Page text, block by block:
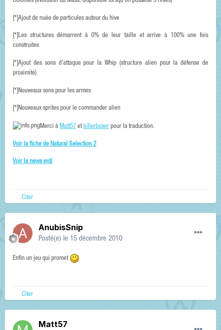
[*]Ajout de nuée de particules autour du hive
[*]Les structures démarrent à 0% de leur taille et arrive à 100% une fois
construites
[*]Ajout des sons d'attaque pour la Whip (structure alien pour la défense de
proximité)
[*]Nouveaux sons pour les armes
[*]Nouveaux sprites pour le commander alien
Merci à Matt57 etkillerboxer pour la traduction.
Voir la fiche de Natural Selection 2
Voir la news enti
Citer
AnubisSnip
Posté(e) le 15 décembre 2010
Enfin un jeu qui promet
Citer
Matt57